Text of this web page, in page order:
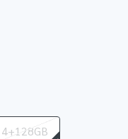
4+128GB